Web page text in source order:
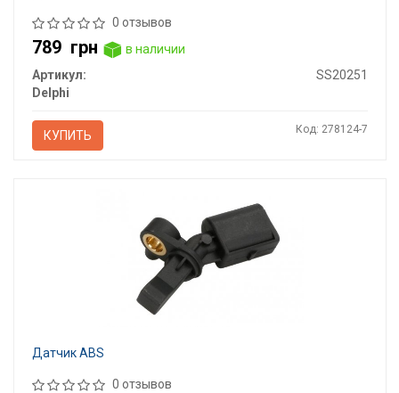
0 отзывов
789 грн
в наличии
Артикул:
SS20251
Delphi
КУПИТЬ Код: 278124-7
Датчик ABS
0 отзывов